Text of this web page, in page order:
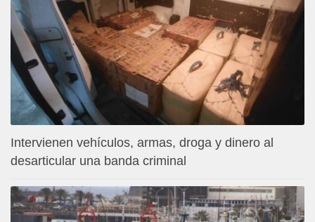
Intervienen vehículos, armas, droga y dinero al
desarticular una banda criminal